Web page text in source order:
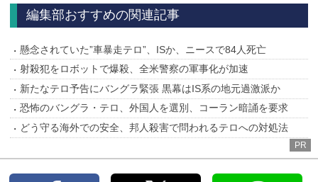
編集部おすすめの関連記事
懸念されていた”車暴走テロ”、ISか、ニースで84人死亡
射殺犯をロボットで爆殺、全米警察の軍事化が加速
新たなテロ予告にバングラ緊張 黒幕はIS系の地元過激派か
恐怖のバングラ・テロ、外国人を選別、コーラン暗誦を要求
どう守る海外での安全、邦人殺害で問われるテロへの対処法
PR